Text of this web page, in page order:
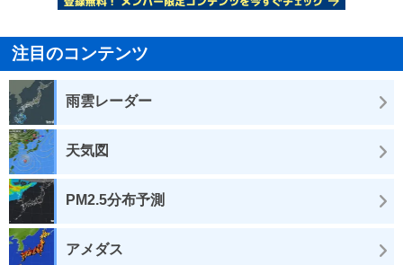
注目のコンテンツ
雨雲レーダー
天気図
PM2.5分布予測
アメダス